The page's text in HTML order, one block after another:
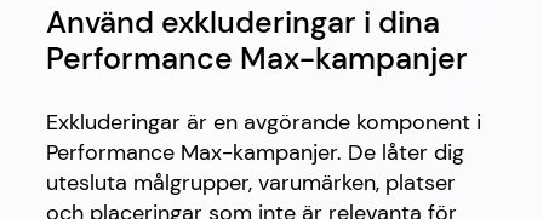
Använd exkluderingar i dina
Performance Max-kampanjer
Exkluderingar är en avgörande komponent i
Performance Max-kampanjer. De låter dig
utesluta målgrupper, varumärken, platser
och placeringar som inte är relevanta för